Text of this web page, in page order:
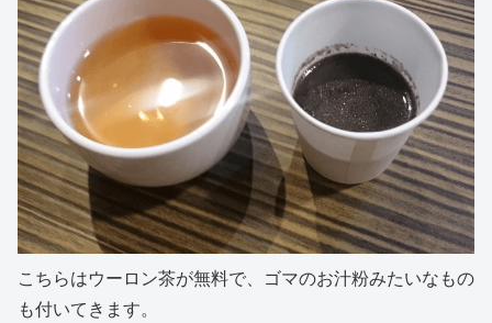
こちらはウーロン茶が無料で、ゴマのお汁粉みたいなもの
も付いてきます。